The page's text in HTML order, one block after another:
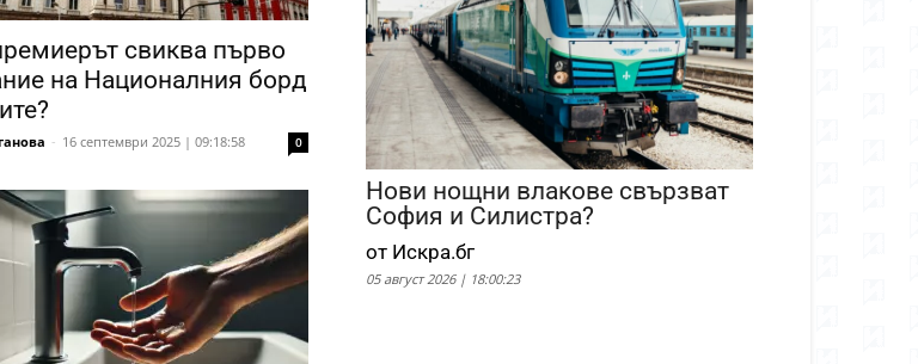
свиква първо
на Националния борд
- 16 септември 2025 | 09:18:58 0
Нови нощни влакове свързват
София и Силистра?
от Искра.бг
05 август 2026 | 18:00:23